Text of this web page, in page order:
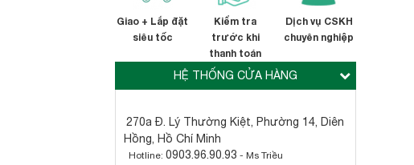
Giao + Lắp đặt
siêu tốc
Kiểm tra
trước khi
thanh toán
Dịch vụ CSKH
chuyên nghiệp
HỆ THỐNG CỬA HÀNG
270a Đ. Lý Thường Kiệt, Phường 14, Diên
Hồng, Hồ Chí Minh
Hotline: 0903.96.90.93 - Ms Triều